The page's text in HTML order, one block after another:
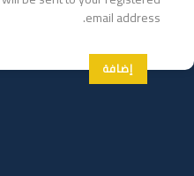
email address.